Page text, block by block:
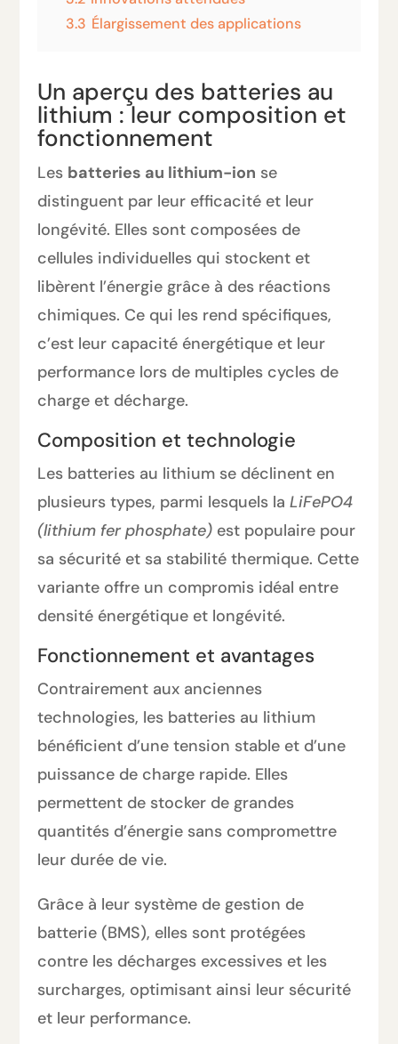
3.3 Élargissement des applications
Un aperçu des batteries au
lithium : leur composition et
fonctionnement
Les batteries au lithium-ion se
distinguent par leur efficacité et leur
longévité. Elles sont composées de
cellules individuelles qui stockent et
libèrent l’énergie grâce à des réactions
chimiques. Ce qui les rend spécifiques,
c’est leur capacité énergétique et leur
performance lors de multiples cycles de
charge et décharge.
Composition et technologie
Les batteries au lithium se déclinent en
plusieurs types, parmi lesquels laLiFePO4
(lithium fer phosphate) est populaire pour
sa sécurité et sa stabilité thermique. Cette
variante offre un compromis idéal entre
densité énergétique et longévité.
Fonctionnement et avantages
Contrairement aux anciennes
technologies, les batteries au lithium
bénéficient d’une tension stable et d’une
puissance de charge rapide. Elles
permettent de stocker de grandes
quantités d’énergie sans compromettre
leur durée de vie.
Grâce à leur système de gestion de
batterie (BMS), elles sont protégées
contre les décharges excessives et les
surcharges, optimisant ainsi leur sécurité
et leur performance.